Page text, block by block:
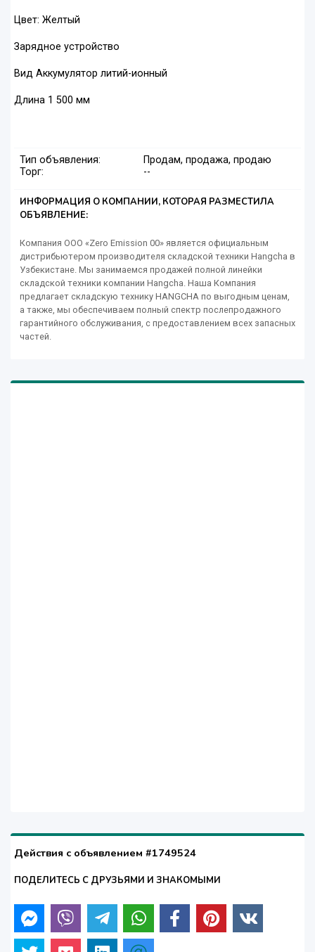
Цвет: Желтый
Зарядное устройство
Вид Аккумулятор литий-ионный
Длина 1 500 мм
Тип объявления:
Продам, продажа, продаю
Торг:
--
ИНФОРМАЦИЯ О КОМПАНИИ, КОТОРАЯ РАЗМЕСТИЛА
ОБЪЯВЛЕНИЕ:
Компания ООО «Zero Emission 00» является официальным
дистрибьютером производителя складской техники Hangcha в
Узбекистане. Мы занимаемся продажей полной линейки
складской техники компании Hangcha. Наша Компания
предлагает складскую технику HANGCHA по выгодным ценам,
а также, мы обеспечиваем полный спектр послепродажного
гарантийного обслуживания, с предоставлением всех запасных
частей.
Действия с объявлением #1749524
ПОДЕЛИТЕСЬ С ДРУЗЬЯМИ И ЗНАКОМЫМИ